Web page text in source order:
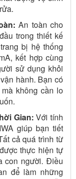
An toàn cho
trong thiết kế
bị hệ thống
kết hợp cùng
sử dụng khỏi
hành. Bạn có
không cần lo
Gian: Với tính
giúp bạn tiết
cả quá trình từ
thực hiện tự
con người. Điều
để làm những